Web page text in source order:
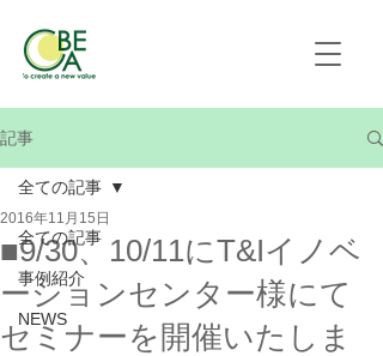
記事
全ての記事
事例紹介
NEWS
全ての記事
■9/30、10/11にT&Iイノベ
ーションセンター様にて
セミナーを開催いたしま
2016年11月15日